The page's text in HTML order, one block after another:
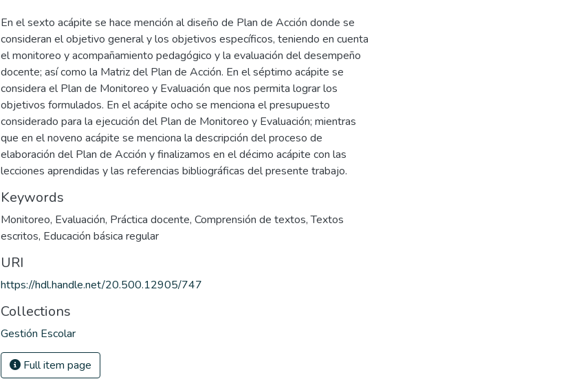
En el sexto acápite se hace mención al diseño de Plan de Acción donde se
consideran el objetivo general y los objetivos específicos, teniendo en cuenta
el monitoreo y acompañamiento pedagógico y la evaluación del desempeño
docente; así como la Matriz del Plan de Acción. En el séptimo acápite se
considera el Plan de Monitoreo y Evaluación que nos permita lograr los
objetivos formulados. En el acápite ocho se menciona el presupuesto
considerado para la ejecución del Plan de Monitoreo y Evaluación; mientras
que en el noveno acápite se menciona la descripción del proceso de
elaboración del Plan de Acción y finalizamos en el décimo acápite con las
lecciones aprendidas y las referencias bibliográficas del presente trabajo.
Keywords
Monitoreo, Evaluación, Práctica docente, Comprensión de textos,Textos
escritos, Educación básica regular
URI
https://hdl.handle.net/20.500.12905/747
Collections
Gestión Escolar
Full item page